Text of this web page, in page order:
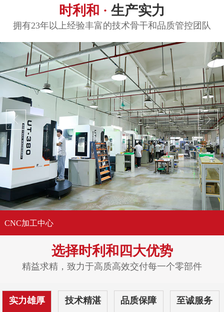
时利和 · 生产实力
拥有23年以上经验丰富的技术骨干和品质管控团队
CNC加工中心
选择时利和 四大优势
精益求精，致力于高质高效交付每一个零部件
实力雄厚 技术精湛 品质保障 至诚服务